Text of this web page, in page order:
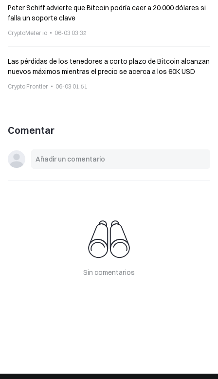
Peter Schiff advierte que Bitcoin podría caer a 20.000 dólares si
falla un soporte clave
CryptoMeter io 06-03 03:32
Las pérdidas de los tenedores a corto plazo de Bitcoin alcanzan
nuevos máximos mientras el precio se acerca a los 60K USD
Crypto Frontier 06-03 01:51
Comentar
Sin comentarios